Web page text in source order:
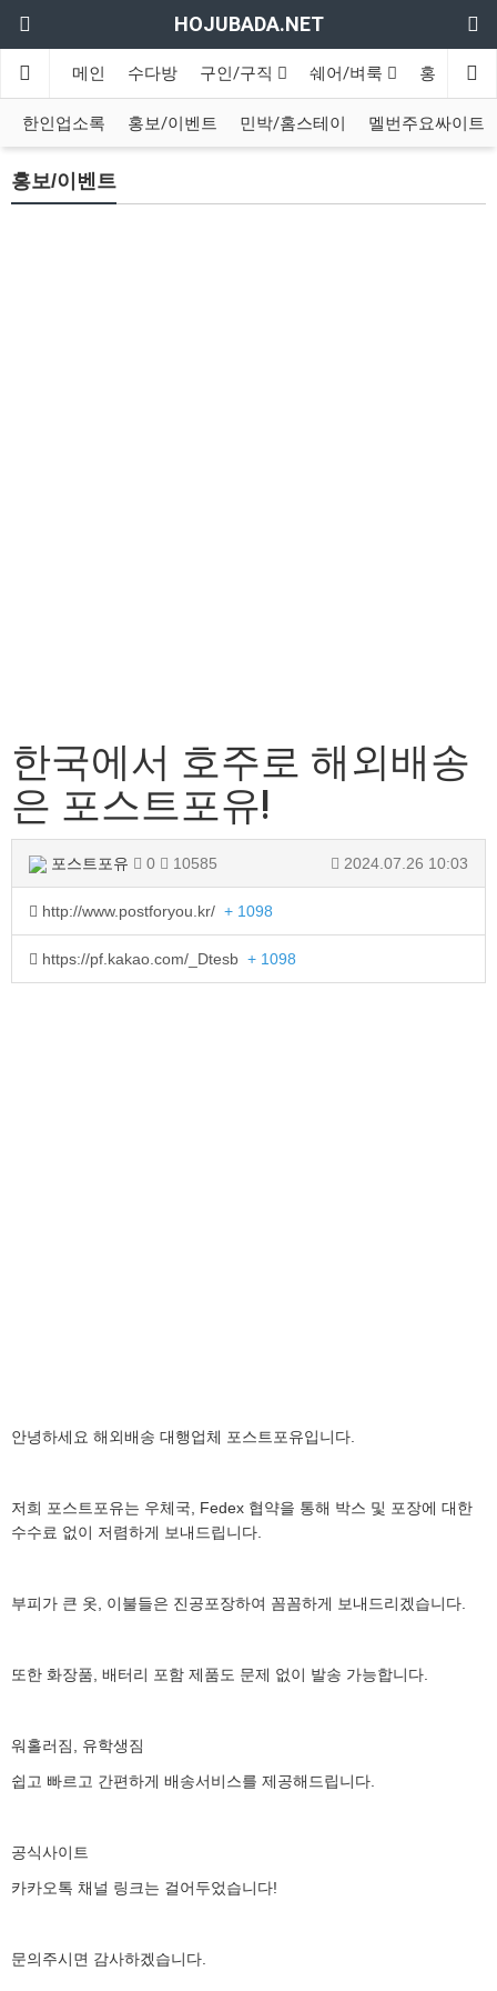
HOJUBADA.NET
메인 수다방 구인/구직 쉐어/벼룩 홍보방
한인업소록 홍보/이벤트 민박/홈스테이 멜번주요싸이트
홍보/이벤트
한국에서 호주로 해외배송
은 포스트포유!
포스트포유 0 10585 2024.07.26 10:03
http://www.postforyou.kr/ + 1098
https://pf.kakao.com/_Dtesb + 1098
안녕하세요 해외배송 대행업체 포스트포유입니다.
저희 포스트포유는 우체국, Fedex 협약을 통해 박스 및 포장에 대한
수수료 없이 저렴하게 보내드립니다.
부피가 큰 옷, 이불들은 진공포장하여 꼼꼼하게 보내드리겠습니다.
또한 화장품, 배터리 포함 제품도 문제 없이 발송 가능합니다.
워홀러짐, 유학생짐
쉽고 빠르고 간편하게 배송서비스를 제공해드립니다.
공식사이트
카카오톡 채널 링크는 걸어두었습니다!
문의주시면 감사하겠습니다.